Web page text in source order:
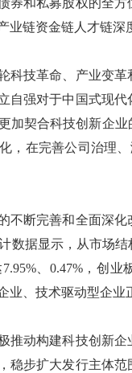
券和私募股权的全
业链资金链人才链深
技革命、产业变革
自强对于中国式现
加契合科技创新企
，在完善公司治理
断完善和全面深化
数据显示，从市场
、0.47%，创
业、技术驱动型企业
动构建科技创新企
稳步扩大发行主体